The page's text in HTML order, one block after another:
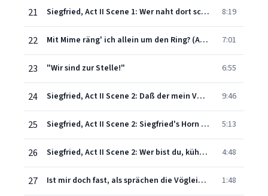
21 Siegfried, Act II Scene 1: Wer naht dort schimmernd im Schatten? 8:19
22 Mit Mime räng' ich allein um den Ring? (Alberich, Wanderer, Fafner) 7:01
23 "Wir sind zur Stelle!" 6:55
24 Siegfried, Act II Scene 2: Daß der mein Vater nicht ist – Waldweben 9:46
25 Siegfried, Act II Scene 2: Siegfried's Horn Call – Haha! Da hätte mein Lied 5:13
26 Siegfried, Act II Scene 2: Wer bist du, kühner Knabe 4:48
27 Ist mir doch fast, als sprächen die Vöglein zu mir! (Siegfried, Stimme des Waldvogels) 1:48